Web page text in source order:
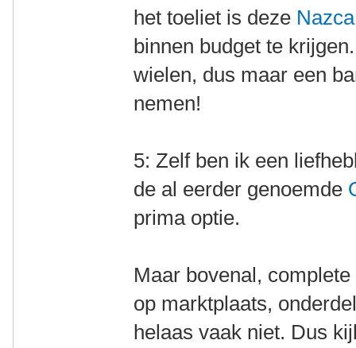
het toeliet is deze
binnen budget te
wielen, dus maar een
nemen!
5: Zelf ben ik een
de al eerder genoemde
prima optie.
Maar bovenal,
op marktplaats,
helaas vaak niet. Dus